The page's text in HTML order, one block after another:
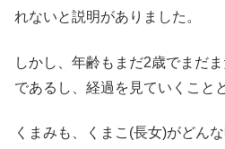
れないと説明がありました。
しかし、年齢もまだ2歳でまだ
であるし、経過を見ていくこと
くまみも、くまこ(長女)がどん